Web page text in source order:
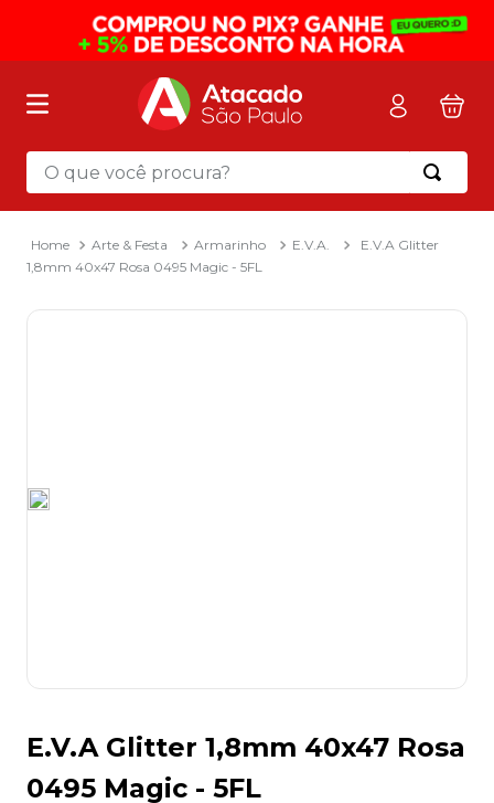
O que você procura?
Arte & Festa Armarinho E.V.A.
E.V.A Glitter
1,8mm 40x47 Rosa 0495 Magic - 5FL
E.V.A Glitter 1,8mm 40x47 Rosa
0495 Magic - 5FL
Termos mais buscados
mochila
2º sacola
3º mala
8